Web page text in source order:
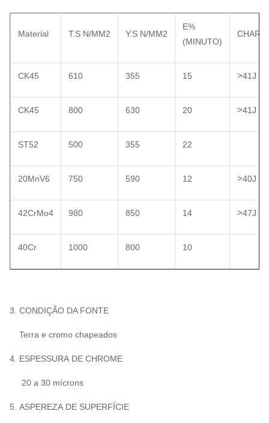
Material T.S N/MM2 Y.S N/MM2
E%
(MINUTO)
CK45 610 355 15 >41J
CK45 800 630 20 >41J
ST52 500 355 22
20MnV6 750 590 12 >40J
42CrMo4 980 850 14 >47J
40Cr 1000 800 10
3. CONDIÇÃO DA FONTE
Terra e cromo chapeados
4. ESPESSURA DE CHROME
20 a 30 mícrons
5. ASPEREZA DE SUPERFÍCIE